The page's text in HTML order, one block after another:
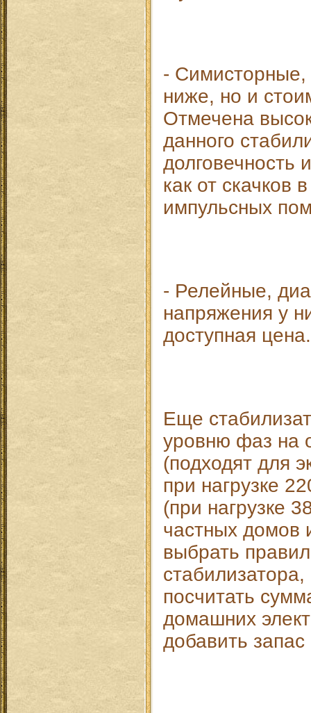
-
ниже, но и
Отмечена
данного
долговечность
как от скачков
импульсных
- Релейные,
напряжения у
доступная цена.
Еще
уровню фаз на
(подходят для
при нагрузке
(при нагрузке
частных домов
выбрать
посчитать
домашних
добавить